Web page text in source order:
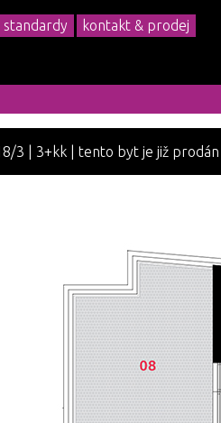
standardy kontakt & prodej
3 | 3+kk | tento byt je již prodán